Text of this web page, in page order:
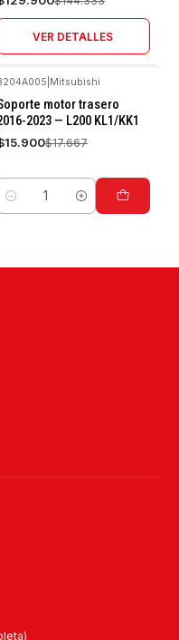
VER DETALLES
-10%
OFF
Mitsubishi
motor trasero
2023 — L200 KL1/KK1
$17.667
Cantidad